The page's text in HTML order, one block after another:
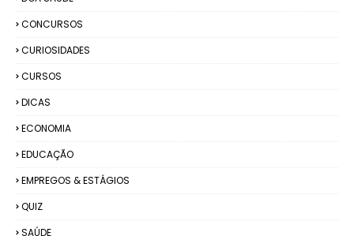
CONCURSOS
CURIOSIDADES
CURSOS
DICAS
ECONOMIA
EDUCAÇÃO
EMPREGOS & ESTÁGIOS
QUIZ
SAÚDE